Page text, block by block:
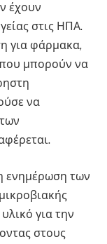
έχουν
στις ΗΠΑ.
για φάρμακα,
μπορούν να
να
ενημέρωση των
για την
στους